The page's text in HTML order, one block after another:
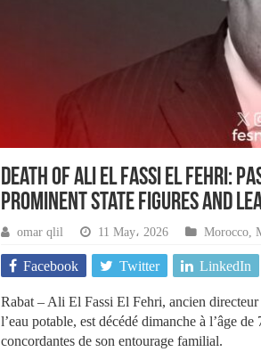
Death of Ali El Fassi El Fehri:
prominent state figures and
omar qlil 11 May، 2026 Morocco,
Facebook Twitter LinkedIn
Rabat – Ali El Fassi El Fehri, ancien
l’eau potable, est décédé dimanche à l’âge
concordantes de son entourage familial.